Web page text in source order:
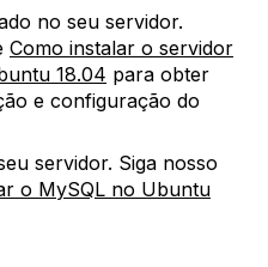
no seu servidor.
Como instalar o servidor
18.04 para obter
e configuração do
servidor. Siga nosso
o MySQL no Ubuntu